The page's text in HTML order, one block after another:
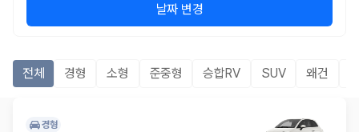
날짜 변경
전체 경형 소형 준중형 승합RV SUV 왜건
경형